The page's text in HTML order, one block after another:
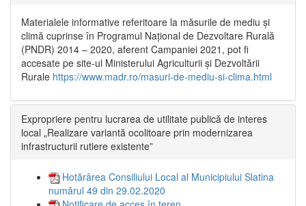
Materialele informative referitoare la măsurile de mediu și
climă cuprinse în Programul Național de Dezvoltare Rurală
(PNDR) 2014 – 2020, aferent Campaniei 2021, pot fi
accesate pe site-ul Ministerului Agriculturii și Dezvoltării
Rurale https://www.madr.ro/masuri-de-mediu-si-clima.html
Expropriere pentru lucrarea de utilitate publică de interes
local „Realizare variantă ocolitoare prin modernizarea
infrastructurii rutiere existente”
Hotărârea Consiliului Local al Municipiului Slatina
numărul 49 din 29.02.2020